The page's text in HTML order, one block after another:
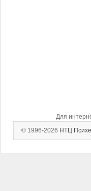
Для
© 1996-2026 НТЦ